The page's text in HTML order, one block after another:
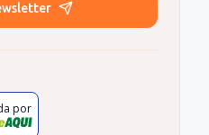
por